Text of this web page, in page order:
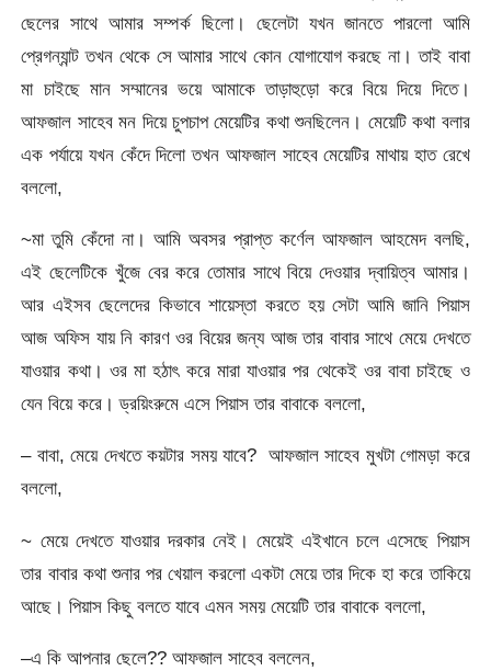
ছেলের সাথে আমার সম্পর্ক ছিলো। ছেলেটা যখন জানতে পারলো আমি
প্রেগন্যান্ট তখন থেকে সে আমার সাথে কোন যোগাযোগ করছে না। তাই বাবা
মা চাইছে মান সম্মানের ভয়ে আমাকে তাড়াহুড়ো করে বিয়ে দিয়ে দিতে।
আফজাল সাহেব মন দিয়ে চুপচাপ মেয়েটির কথা শুনছিলেন। মেয়েটি কথা বলার
এক পর্যায়ে যখন কেঁদে দিলো তখন আফজাল সাহেব মেয়েটির মাথায় হাত রেখে
বললো,
~মা তুমি কেঁদো না। আমি অবসর প্রাপ্ত কর্ণেল আফজাল আহমেদ বলছি,
এই ছেলেটিকে খুঁজে বের করে তোমার সাথে বিয়ে দেওয়ার দ্বায়িত্ব আমার।
আর এইসব ছেলেদের কিভাবে শায়েস্তা করতে হয় সেটা আমি জানি পিয়াস
আজ অফিস যায় নি কারণ ওর বিয়ের জন্য আজ তার বাবার সাথে মেয়ে দেখতে
যাওয়ার কথা। ওর মা হঠাৎ করে মারা যাওয়ার পর থেকেই ওর বাবা চাইছে ও
যেন বিয়ে করে। ড্রয়িংরুমে এসে পিয়াস তার বাবাকে বললো,
– বাবা, মেয়ে দেখতে কয়টার সময় যাবে? আফজাল সাহেব মুখটা গোমড়া করে
বললো,
~ মেয়ে দেখতে যাওয়ার দরকার নেই। মেয়েই এইখানে চলে এসেছে পিয়াস
তার বাবার কথা শুনার পর খেয়াল করলো একটা মেয়ে তার দিকে হা করে তাকিয়ে
আছে। পিয়াস কিছু বলতে যাবে এমন সময় মেয়েটি তার বাবাকে বললো,
–এ কি আপনার ছেলে?? আফজাল সাহেব বললেন,